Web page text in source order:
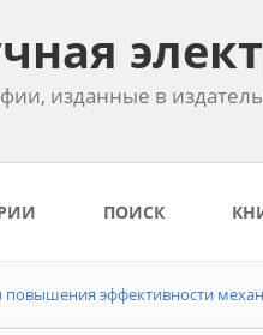
изданные в
ПОИСК
эффективности